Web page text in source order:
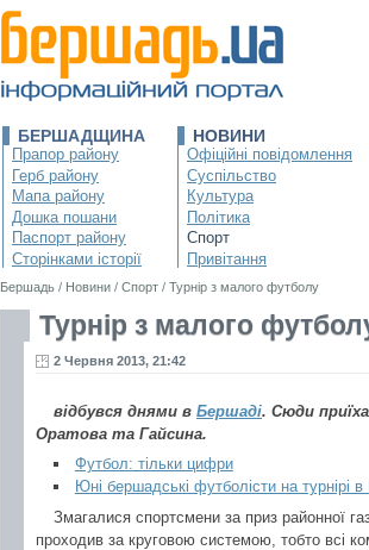
БЕРШАДЩИНА
Прапор району
Герб району
Мапа району
Дошка пошани
Паспорт району
Сторінками історії
НОВИНИ
Офіційні повідомлення
Суспільство
Культура
Політика
Спорт
Привітання
Бершадь / Новини / Спорт / Турнір з малого футболу
Турнір з малого
2 Червня 2013, 21:42
відбувся днями в Бершаді. Сюди
Оратова та Гайсина.
Футбол: тільки цифри
Юні бершадські футболісти на турнірі в
Змагалися спортсмени за приз районної
проходив за круговою системою, тобто всі